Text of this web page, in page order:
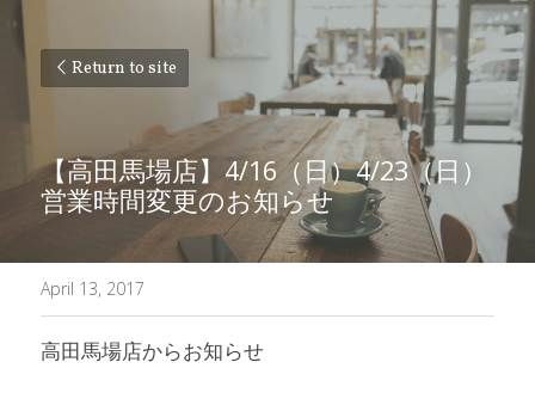
Return to site
【高田馬場店】4/16（日）4/23（日）
営業時間変更のお知らせ
April 13, 2017
高田馬場店からお知らせ